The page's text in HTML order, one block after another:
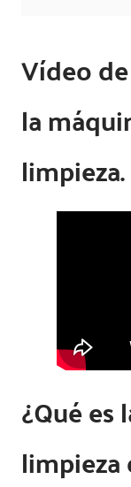
Vídeo
la
limpieza.
¿Qué es